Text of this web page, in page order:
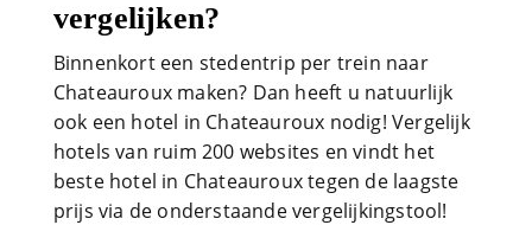
vergelijken?
Binnenkort een stedentrip per trein naar
Chateauroux maken? Dan heeft u natuurlijk
ook een hotel in Chateauroux nodig! Vergelijk
hotels van ruim 200 websites en vindt het
beste hotel in Chateauroux tegen de laagste
prijs via de onderstaande vergelijkingstool!